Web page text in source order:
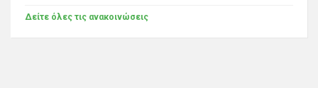
Δείτε όλες τις ανακοινώσεις